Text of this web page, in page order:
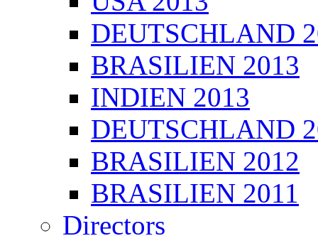
DEUTSCHLAND
BRASILIEN 2013
INDIEN 2013
DEUTSCHLAND
BRASILIEN 2012
BRASILIEN 2011
Directors